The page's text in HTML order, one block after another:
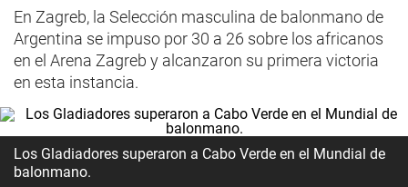
En Zagreb, la Selección masculina de balonmano de
Argentina se impuso por 30 a 26 sobre los africanos
en el Arena Zagreb y alcanzaron su primera victoria
en esta instancia.
Los Gladiadores superaron a Cabo Verde en el Mundial de
balonmano.